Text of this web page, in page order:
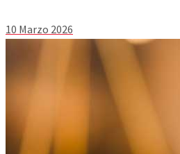
10 Marzo 2026